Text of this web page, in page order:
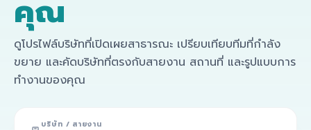
คุณ
ดูโปรไฟล์บริษัทที่เปิดเผยสาธารณะ เปรียบเทียบทีมที่กำลัง
ขยาย และคัดบริษัทที่ตรงกับสายงาน สถานที่ และรูปแบบการ
ทำงานของคุณ
บริษัท / สายงาน